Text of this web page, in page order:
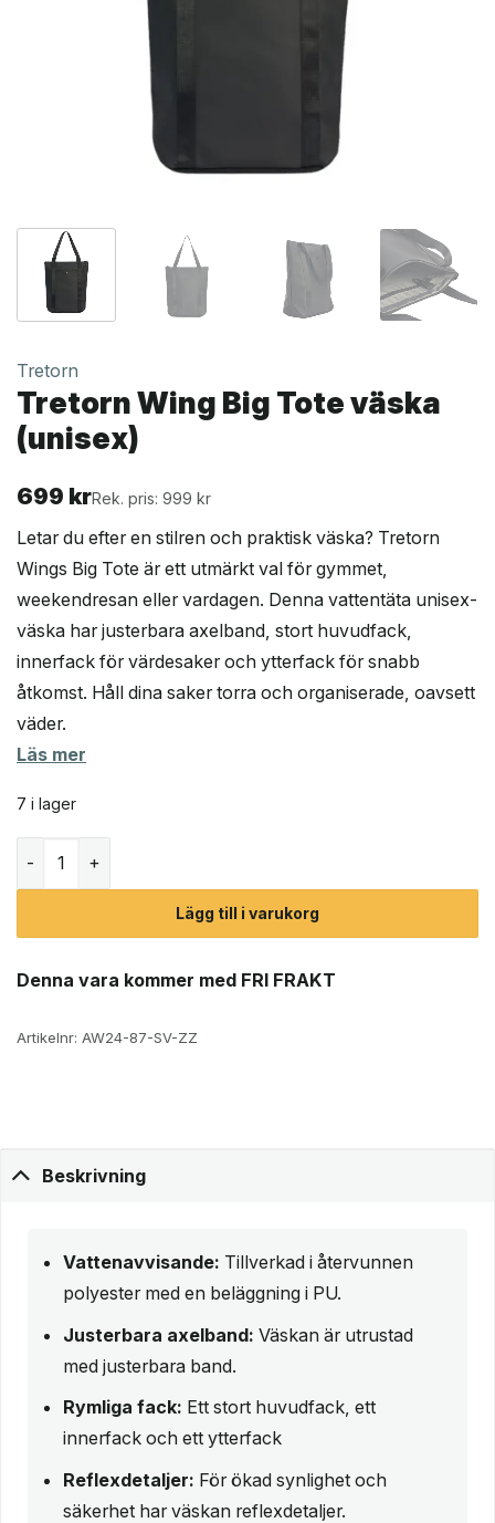
Tretorn
Tretorn Wing Big Tote väska
(unisex)
699 krRek. pris: 999 kr
Letar du efter en stilren och praktisk väska? Tretorn
Wings Big Tote är ett utmärkt val för gymmet,
weekendresan eller vardagen. Denna vattentäta unisex-
väska har justerbara axelband, stort huvudfack,
innerfack för värdesaker och ytterfack för snabb
åtkomst. Håll dina saker torra och organiserade, oavsett
väder.
Läs mer
7 i lager
Lägg till i varukorg
Denna vara kommer med FRI FRAKT
Artikelnr: AW24-87-SV-ZZ
Beskrivning
Vattenavvisande: Tillverkad i återvunnen
polyester med en beläggning i PU.
Justerbara axelband: Väskan är utrustad
med justerbara band.
Rymliga fack: Ett stort huvudfack, ett
innerfack och ett ytterfack
Reflexdetaljer: För ökad synlighet och
säkerhet har väskan reflexdetaljer.